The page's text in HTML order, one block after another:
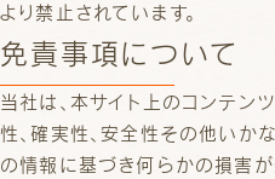
より禁止されています。
免責事項について
当社は、本サイト上のコンテン
性、確実性、安全性その他いか
の情報に基づき何らかの損害